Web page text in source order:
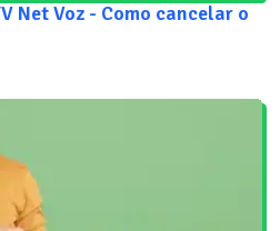
Net Voz - Como cancelar o